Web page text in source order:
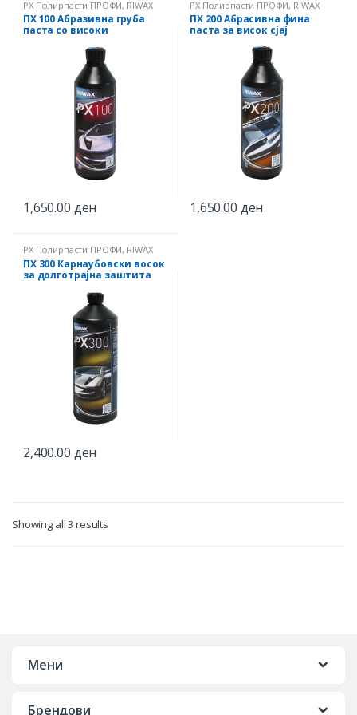
PX Полирпасти ПРОФИ, RIWAX
ПХ 100 Абразивна груба
паста со високи
1,650.00 ден
PX Полирпасти ПРОФИ, RIWAX
ПХ 200 Абрасивна фина
паста за висок сјај
1,650.00 ден
PX Полирпасти ПРОФИ, RIWAX
ПХ 300 Карнаубовски восок
за долготрајна заштита
2,400.00 ден
Showing all 3 results
Мени
Брендови